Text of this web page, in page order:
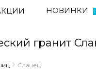
НОВИНКИ
гранит
Сланец